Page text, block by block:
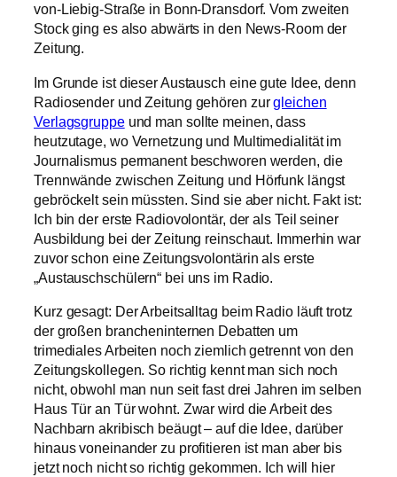
von-Liebig-Straße in Bonn-Dransdorf. Vom zweiten
Stock ging es also abwärts in den News-Room der
Zeitung.
Im Grunde ist dieser Austausch eine gute Idee, denn
Radiosender und Zeitung gehören zurgleichen
Verlagsgruppeund man sollte meinen, dass
heutzutage, wo Vernetzung und Multimedialität im
Journalismus permanent beschworen werden, die
Trennwände zwischen Zeitung und Hörfunk längst
gebröckelt sein müssten. Sind sie aber nicht. Fakt ist:
Ich bin der erste Radiovolontär, der als Teil seiner
Ausbildung bei der Zeitung reinschaut. Immerhin war
zuvor schon eine Zeitungsvolontärin als erste
„Austauschschülern“ bei uns im Radio.
Kurz gesagt: Der Arbeitsalltag beim Radio läuft trotz
der großen brancheninternen Debatten um
trimediales Arbeiten noch ziemlich getrennt von den
Zeitungskollegen. So richtig kennt man sich noch
nicht, obwohl man nun seit fast drei Jahren im selben
Haus Tür an Tür wohnt. Zwar wird die Arbeit des
Nachbarn akribisch beäugt – auf die Idee, darüber
hinaus voneinander zu profitieren ist man aber bis
jetzt noch nicht so richtig gekommen. Ich will hier